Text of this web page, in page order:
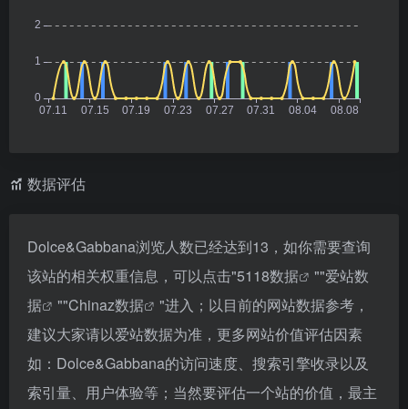
数据评估
Dolce&Gabbana浏览人数已经达到13，如你需要查询
该站的相关权重信息，可以点击"5118数据 ""爱站数
据
""Chinaz数据
"进入；以目前的网站数据参考，
建议大家请以爱站数据为准，更多网站价值评估因素
如：Dolce&Gabbana的访问速度、搜索引擎收录以及
索引量、用户体验等；当然要评估一个站的价值，最主